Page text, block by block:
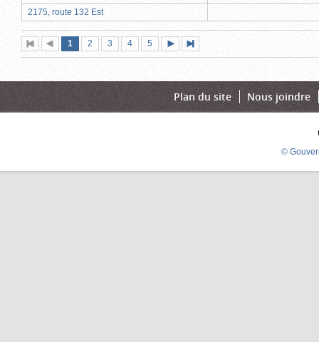
2175, route 132 Est
Première
page
Page
précédente
Page
1 (page
actuelle)
Page
2 Page
3 Page
4 Page
5
suivante
page
Plan du site Nous joindre
©